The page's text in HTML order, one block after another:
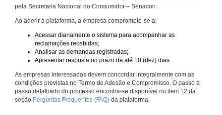
pela Secretaria Nacional do Consumidor – Senacon.
Ao aderir à plataforma, a empresa compromete-se a:
Acessar diariamente o sistema para acompanhar as
reclamações recebidas;
Analisar as demandas registradas;
Apresentar resposta no prazo de até 10 (dez) dias.
As empresas interessadas devem concordar integralmente com as
condições previstas no Termo de Adesão e Compromisso. O passo a
passo detalhado do processo encontra-se disponível no item 12 da
seção Perguntas Frequentes (FAQ) da plataforma.